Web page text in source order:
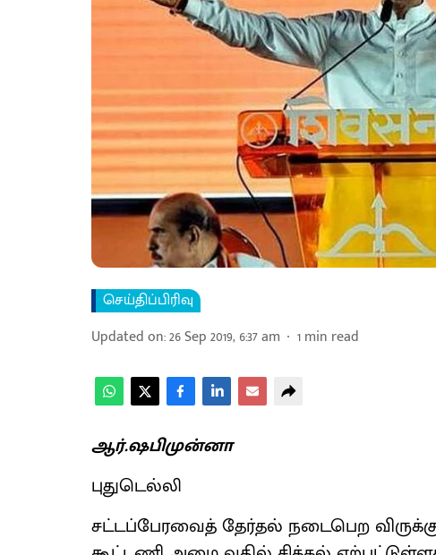
செய்திப்பிரிவு
Updated on:26 Sep 2019, 6:37 am 1min read
ஆர்.ஷபிமுன்னா
புதுடெல்லி
சட்டப்பேரவைத் தேர்தல் நடைபெற